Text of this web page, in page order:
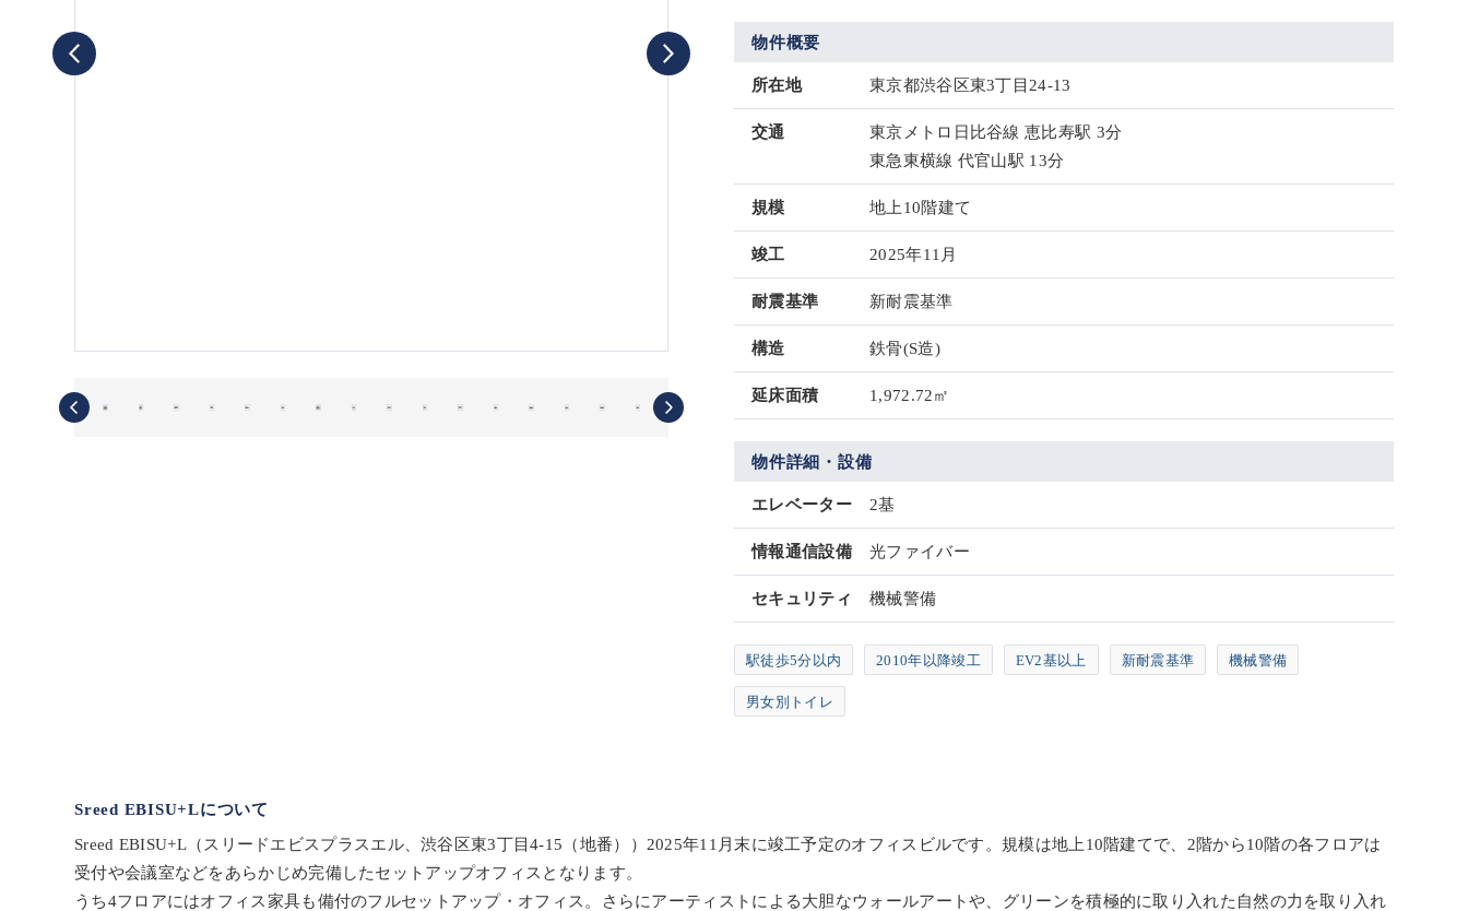
物件概要
所在地 東京都渋谷区東3丁目24-13
交通
東京メトロ日比谷線 恵比寿駅 3分
東急東横線 代官山駅 13分
規模 地上10階建て
竣工 2025年11月
耐震基準 新耐震基準
構造 鉄骨(S造)
延床面積 1,972.72㎡
物件詳細・設備
エレベーター 2基
情報通信設備 光ファイバー
セキュリティ 機械警備
駅徒歩5分以内 2010年以降竣工 EV2基以上 新耐震基準 機械警備
男女別トイレ
Sreed EBISU+Lについて
Sreed EBISU+L（スリードエビスプラスエル、渋谷区東3丁目4-15（地番））2025年11月末に竣工予定のオフィスビルです。規模は地上10階建てで、2階から10階の各フロアは
受付や会議室などをあらかじめ完備したセットアップオフィスとなります。
うち4フロアにはオフィス家具も備付のフルセットアップ・オフィス。さらにアーティストによる大胆なウォールアートや、グリーンを積極的に取り入れた自然の力を取り入れ